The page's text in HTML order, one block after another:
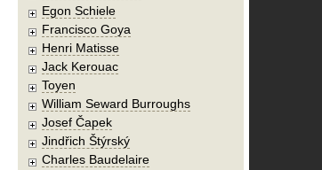
Egon Schiele
Francisco Goya
Henri Matisse
Jack Kerouac
Toyen
William Seward Burroughs
Josef Čapek
Jindřich Štýrský
Charles Baudelaire